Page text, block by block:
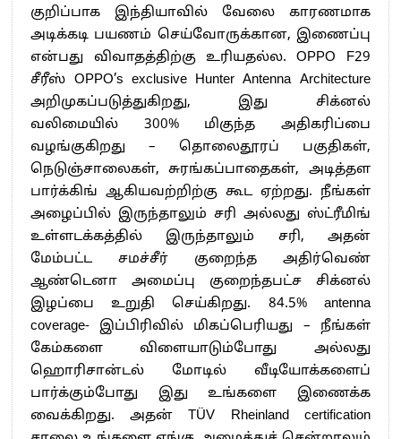
குறிப்பாக இந்தியாவில் வேலை காரணமாக
அடிக்கடி பயணம் செய்வோருக்கான, இணைப்பு
என்பது விவாதத்திற்கு உரியதல்ல. OPPO F29
சீரீஸ் OPPO’s exclusive Hunter Antenna Architecture
அறிமுகப்படுத்துகிறது, இது சிக்னல்
வலிமையில் 300% மிகுந்த அதிகரிப்பை
வழங்குகிறது – தொலைதூரப் பகுதிகள்,
நெடுஞ்சாலைகள், சுரங்கப்பாதைகள், அடித்தள
பார்க்கிங் ஆகியவற்றிற்கு கூட ஏற்றது. நீங்கள்
அழைப்பில் இருந்தாலும் சரி அல்லது ஸ்ட்ரீமிங்
உள்ளடக்கத்தில் இருந்தாலும் சரி, அதன்
மேம்பட்ட சமச்சீர் குறைந்த அதிர்வெண்
ஆண்டெனா அமைப்பு குறைந்தபட்ச சிக்னல்
இழப்பை உறுதி செய்கிறது. 84.5% antenna
coverage- இப்பிரிவில் மிகப்பெரியது – நீங்கள்
கேம்களை விளையாடும்போது அல்லது
ஹொரிசான்டல் மோடில் வீடியோக்களைப்
பார்க்கும்போது இது உங்களை இணைக்க
வைக்கிறது. அதன் TÜV Rheinland certification